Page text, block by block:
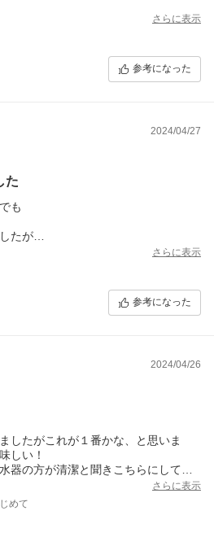
さらに表示
参考になった
2024/04/27
た
も
たが
た。
さらに表示
参考になった
2024/04/26
したがこれが１番かな、と思いま
しい！
器の方が清潔と聞きこちらにしてよ
さらに表示
めて